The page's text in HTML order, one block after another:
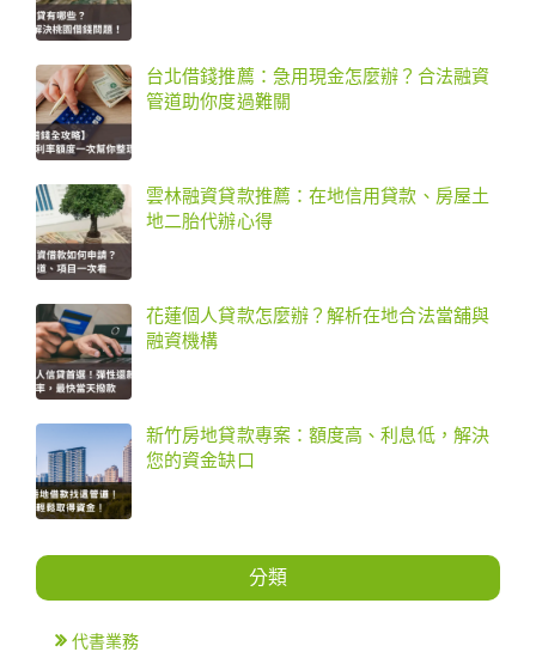
台北借錢推薦：急用現金怎麼辦？合法融資
管道助你度過難關
雲林融資貸款推薦：在地信用貸款、房屋土
地二胎代辦心得
花蓮個人貸款怎麼辦？解析在地合法當舖與
融資機構
新竹房地貸款專案：額度高、利息低，解決
您的資金缺口
分類
代書業務